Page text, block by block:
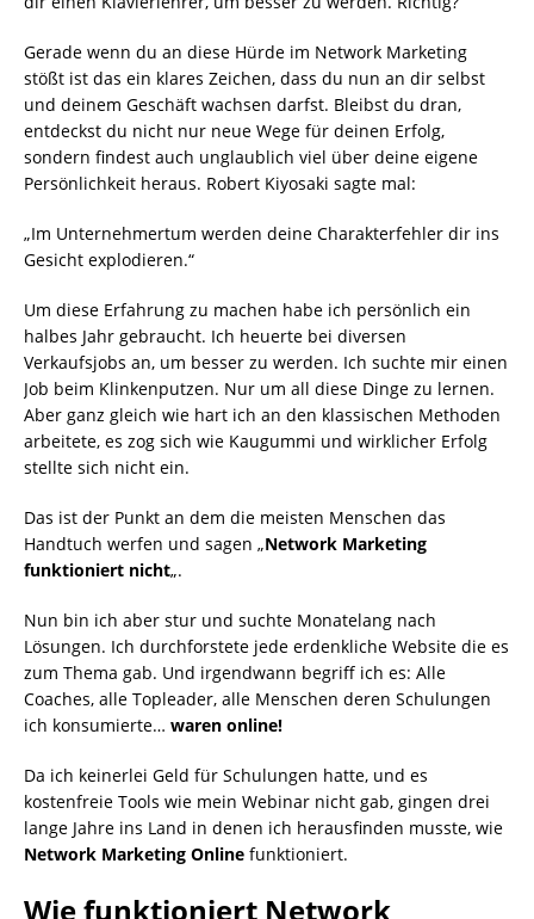
Gerade wenn du an diese Hürde im Network Marketing
stößt ist das ein klares Zeichen, dass du nun an dir selbst
und deinem Geschäft wachsen darfst. Bleibst du dran,
entdeckst du nicht nur neue Wege für deinen Erfolg,
sondern findest auch unglaublich viel über deine eigene
Persönlichkeit heraus. Robert Kiyosaki sagte mal:
„Im Unternehmertum werden deine Charakterfehler dir ins
Gesicht explodieren.“
Um diese Erfahrung zu machen habe ich persönlich ein
halbes Jahr gebraucht. Ich heuerte bei diversen
Verkaufsjobs an, um besser zu werden. Ich suchte mir einen
Job beim Klinkenputzen. Nur um all diese Dinge zu lernen.
Aber ganz gleich wie hart ich an den klassischen Methoden
arbeitete, es zog sich wie Kaugummi und wirklicher Erfolg
stellte sich nicht ein.
Das ist der Punkt an dem die meisten Menschen das
Handtuch werfen und sagen „Network Marketing
funktioniert nicht„.
Nun bin ich aber stur und suchte Monatelang nach
Lösungen. Ich durchforstete jede erdenkliche Website die es
zum Thema gab. Und irgendwann begriff ich es: Alle
Coaches, alle Topleader, alle Menschen deren Schulungen
ich konsumierte… waren online!
Da ich keinerlei Geld für Schulungen hatte, und es
kostenfreie Tools wie mein Webinar nicht gab, gingen drei
lange Jahre ins Land in denen ich herausfinden musste, wie
Network Marketing Online funktioniert.
Wie funktioniert Network